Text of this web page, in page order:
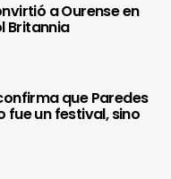
a Ourense en
Britannia
que Paredes
fue un festival, sino